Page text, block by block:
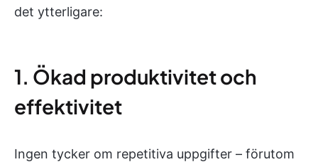
det ytterligare:
1. Ökad produktivitet och
effektivitet
Ingen tycker om repetitiva uppgifter – förutom